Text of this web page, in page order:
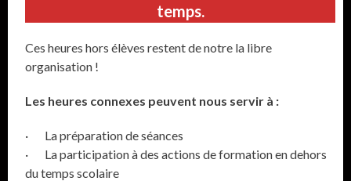
temps.
Ces heures hors élèves restent de notre la libre
organisation !
Les heures connexes peuvent nous servir à :
· La préparation de séances
· La participation à des actions de formation en dehors
du temps scolaire